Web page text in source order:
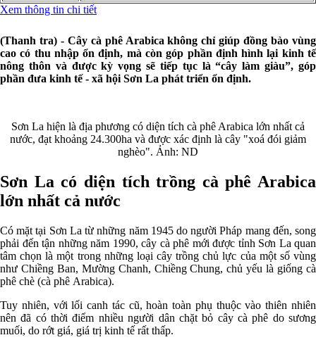
Xem thông tin chi tiết
(Thanh tra) - Cây cà phê Arabica không chỉ giúp đồng bào vùng
cao có thu nhập ổn định, mà còn góp phần định hình lại kinh tế
nông thôn và được kỳ vọng sẽ tiếp tục là “cây làm giàu”, góp
phần đưa kinh tế - xã hội Sơn La phát triển ổn định.
Sơn La hiện là địa phương có diện tích cà phê Arabica lớn nhất cả
nước, đạt khoảng 24.300ha và được xác định là cây "xoá đói giảm
nghèo". Ảnh: ND
Sơn La có diện tích trồng cà phê Arabica
lớn nhất cả nước
Có mặt tại Sơn La từ những năm 1945 do người Pháp mang đến, song
phải đến tận những năm 1990, cây cà phê mới được tỉnh Sơn La quan
tâm chọn là một trong những loại cây trồng chủ lực của một số vùng
như Chiềng Ban, Mường Chanh, Chiềng Chung, chủ yếu là giống cà
phê chè (cà phê Arabica).
Tuy nhiên, với lối canh tác cũ, hoàn toàn phụ thuộc vào thiên nhiên
nên đã có thời điểm nhiều người dân chặt bỏ cây cà phê do sương
muối, do rớt giá, giá trị kinh tế rất thấp.